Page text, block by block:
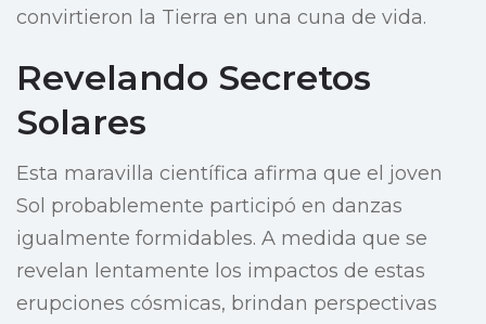
convirtieron la Tierra en una cuna de vida.
Revelando Secretos
Solares
Esta maravilla científica afirma que el joven
Sol probablemente participó en danzas
igualmente formidables. A medida que se
revelan lentamente los impactos de estas
erupciones cósmicas, brindan perspectivas